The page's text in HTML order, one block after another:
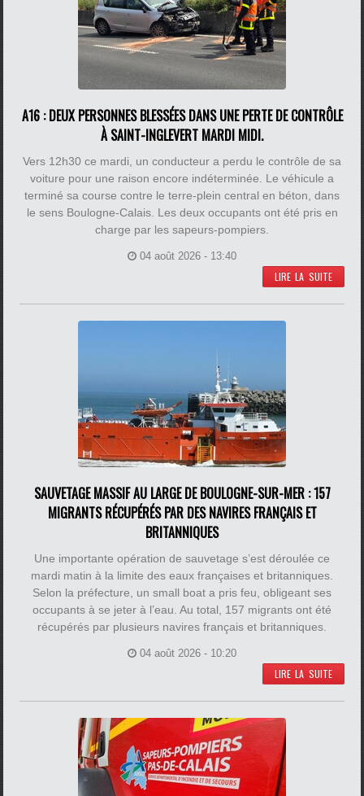
A16 : DEUX PERSONNES BLESSÉES DANS UNE PERTE DE CONTRÔLE
À SAINT-INGLEVERT MARDI MIDI.
Vers 12h30 ce mardi, un conducteur a perdu le contrôle de sa
voiture pour une raison encore indéterminée. Le véhicule a
terminé sa course contre le terre-plein central en béton, dans
le sens Boulogne-Calais. Les deux occupants ont été pris en
charge par les sapeurs-pompiers.
04 août 2026 - 13:40
LIRE LA SUITE
SAUVETAGE MASSIF AU LARGE DE BOULOGNE-SUR-MER : 157
MIGRANTS RÉCUPÉRÉS PAR DES NAVIRES FRANÇAIS ET
BRITANNIQUES
Une importante opération de sauvetage s’est déroulée ce
mardi matin à la limite des eaux françaises et britanniques.
Selon la préfecture, un small boat a pris feu, obligeant ses
occupants à se jeter à l’eau. Au total, 157 migrants ont été
récupérés par plusieurs navires français et britanniques.
04 août 2026 - 10:20
LIRE LA SUITE